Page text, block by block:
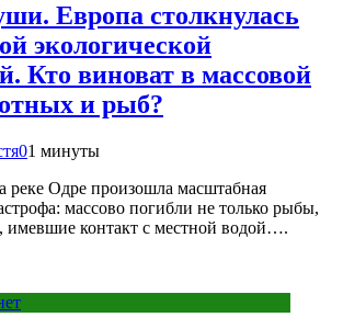
Европа столкнулась
экологической
Кто виноват в массовой
и рыб?
01 минуты
реке Одре произошла масштабная
массово погибли не только рыбы,
контакт с местной водой….